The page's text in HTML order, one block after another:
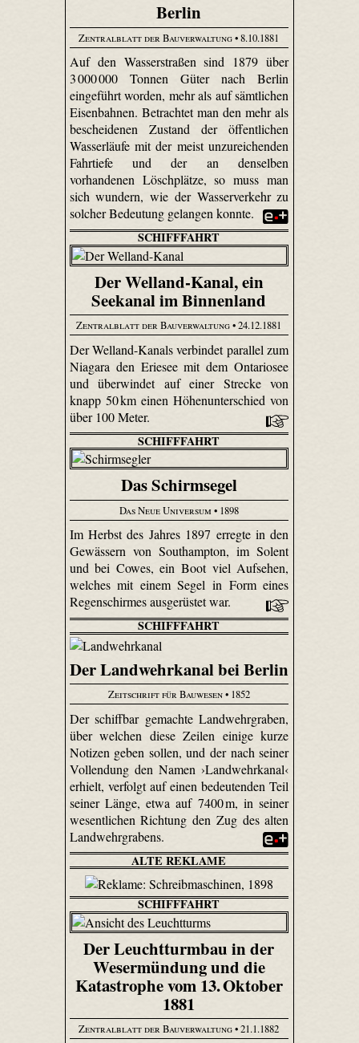
Berlin
Zentralblatt der Bauverwaltung• 8.10.1881
Auf den Wasserstraßen sind 1879 über
3 000 000 Tonnen Güter nach Berlin
eingeführt worden, mehr als auf sämtlichen
Eisenbahnen. Betrachtet man den mehr als
bescheidenen Zustand der öffentlichen
Wasserläufe mit der meist unzureichenden
Fahrtiefe und der an denselben
vorhandenen Löschplätze, so muss man
sich wundern, wie der Wasserverkehr zu
solcher Bedeutung gelangen konnte.
SCHIFFFAHRT
Der Welland-Kanal, ein
Seekanal im Binnenland
Zentralblatt der Bauverwaltung• 24.12.1881
Der Welland-Kanals verbindet parallel zum
Niagara den Eriesee mit dem Ontariosee
und überwindet auf einer Strecke von
knapp 50 km einen Höhenunterschied von
über 100 Meter.
SCHIFFFAHRT
Das Schirmsegel
Das Neue Universum • 1898
Im Herbst des Jahres 1897 erregte in den
Gewässern von Southampton, im Solent
und bei Cowes, ein Boot viel Aufsehen,
welches mit einem Segel in Form eines
Regenschirmes ausgerüstet war.
SCHIFFFAHRT
Der Landwehrkanal bei Berlin
Zeitschrift für Bauwesen• 1852
Der schiffbar gemachte Landwehrgraben,
über welchen diese Zeilen einige kurze
Notizen geben sollen, und der nach seiner
Vollendung den Namen ›Landwehrkanal‹
erhielt, verfolgt auf einen bedeutenden Teil
seiner Länge, etwa auf 7400 m, in seiner
wesentlichen Richtung den Zug des alten
Landwehrgrabens.
ALTE REKLAME
SCHIFFFAHRT
Der Leuchtturmbau in der
Wesermündung und die
Katastrophe vom 13. Oktober
1881
Zentralblatt der Bauverwaltung• 21.1.1882